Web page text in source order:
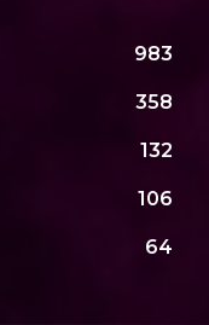
983
358
132
106
64